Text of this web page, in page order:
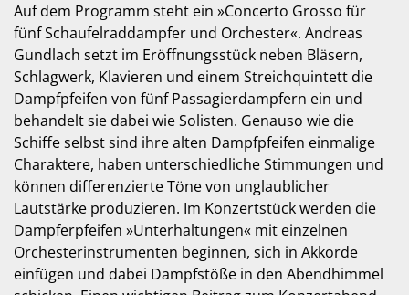
Auf dem Programm steht ein »Concerto Grosso für
fünf Schaufelraddampfer und Orchester«. Andreas
Gundlach setzt im Eröffnungsstück neben Bläsern,
Schlagwerk, Klavieren und einem Streichquintett die
Dampfpfeifen von fünf Passagierdampfern ein und
behandelt sie dabei wie Solisten. Genauso wie die
Schiffe selbst sind ihre alten Dampfpfeifen einmalige
Charaktere, haben unterschiedliche Stimmungen und
können differenzierte Töne von unglaublicher
Lautstärke produzieren. Im Konzertstück werden die
Dampferpfeifen »Unterhaltungen« mit einzelnen
Orchesterinstrumenten beginnen, sich in Akkorde
einfügen und dabei Dampfstöße in den Abendhimmel